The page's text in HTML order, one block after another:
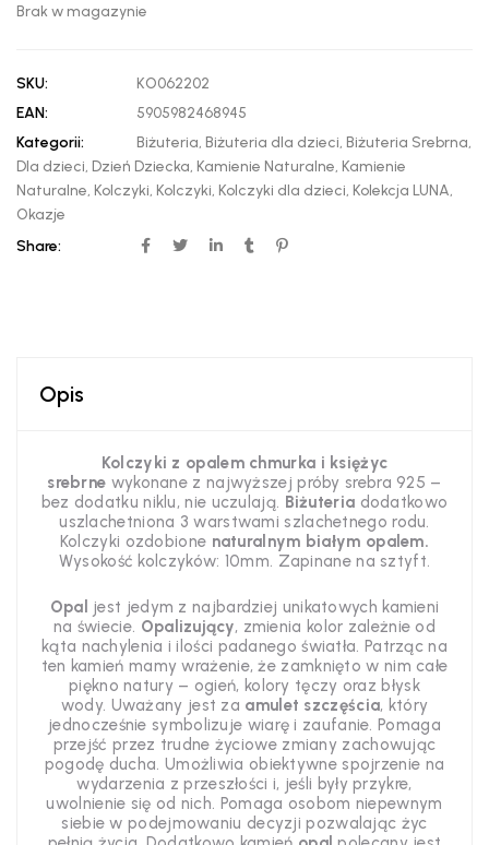
Brak w magazynie
SKU:
KO062202
EAN:
5905982468945
Kategorii:
Biżuteria, Biżuteria dla dzieci, Biżuteria Srebrna,
Dla dzieci, Dzień Dziecka, Kamienie Naturalne, Kamienie
Naturalne, Kolczyki, Kolczyki, Kolczyki dla dzieci, Kolekcja LUNA,
Okazje
Share:
Opis
Kolczyki z opalem chmurka i księżyc
srebrne wykonane z najwyższej próby srebra 925 –
bez dodatku niklu, nie uczulają. Biżuteria dodatkowo
uszlachetniona 3 warstwami szlachetnego rodu.
Kolczyki ozdobione naturalnym białym opalem.
Wysokość kolczyków: 10mm. Zapinane na sztyft.
Opal jest jedym z najbardziej unikatowych kamieni
na świecie. Opalizujący, zmienia kolor zależnie od
kąta nachylenia i ilości padanego światła. Patrząc na
ten kamień mamy wrażenie, że zamknięto w nim całe
piękno natury – ogień, kolory tęczy oraz błysk
wody. Uważany jest za amulet szczęścia, który
jednocześnie symbolizuje wiarę i zaufanie. Pomaga
przejść przez trudne życiowe zmiany zachowując
pogodę ducha. Umożliwia obiektywne spojrzenie na
wydarzenia z przeszłości i, jeśli były przykre,
uwolnienie się od nich. Pomaga osobom niepewnym
siebie w podejmowaniu decyzji pozwalając życ